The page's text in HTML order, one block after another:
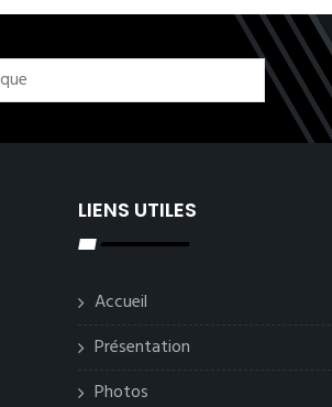
LIENS UTILES
Accueil
Présentation
Photos